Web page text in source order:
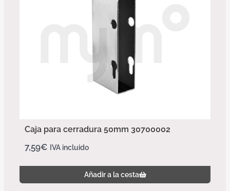
Caja para cerradura 50mm 30700002
7,59€ IVA incluido
Añadir a la cesta